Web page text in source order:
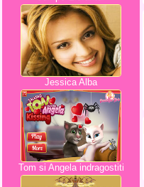
Jessica Alba
Tom si Angela indragostiti